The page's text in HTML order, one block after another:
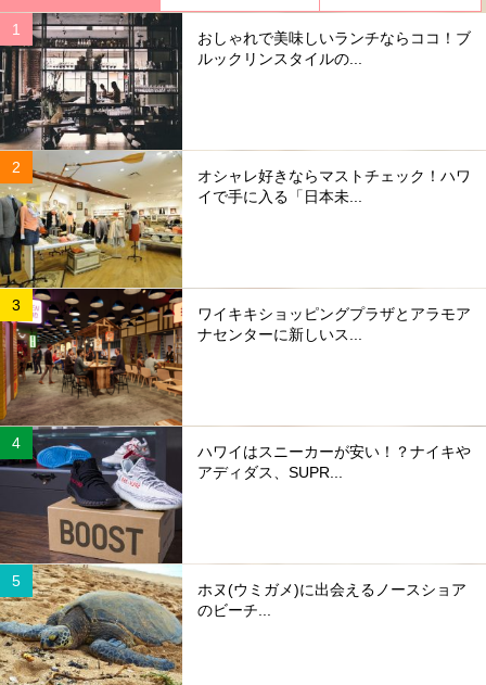
おしゃれで美味しいランチならココ！ブ
ルックリンスタイルの...
オシャレ好きならマストチェック！ハワ
イで手に入る「日本未...
ワイキキショッピングプラザとアラモア
ナセンターに新しいス...
ハワイはスニーカーが安い！？ナイキや
アディダス、SUPR...
ホヌ(ウミガメ)に出会えるノースショア
のビーチ...